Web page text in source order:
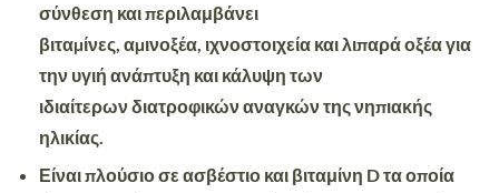
σύνθεση και περιλαμβάνει
βιταµίνες, αµινοξέα, ιχνοστοιχεία και λιπαρά οξέα για
την υγιή ανάπτυξη και κάλυψη των
ιδιαίτερων διατροφικών αναγκών της νηπιακής
ηλικίας.
Είναι πλούσιο σε ασβέστιο και βιταμίνη D τα οποία